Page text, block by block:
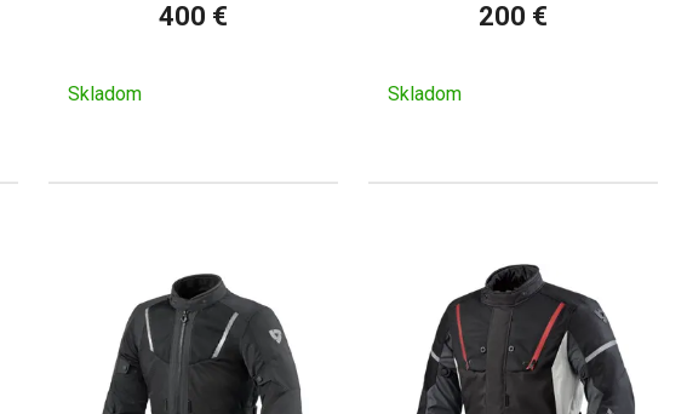
400 €
Skladom
200 €
Skladom